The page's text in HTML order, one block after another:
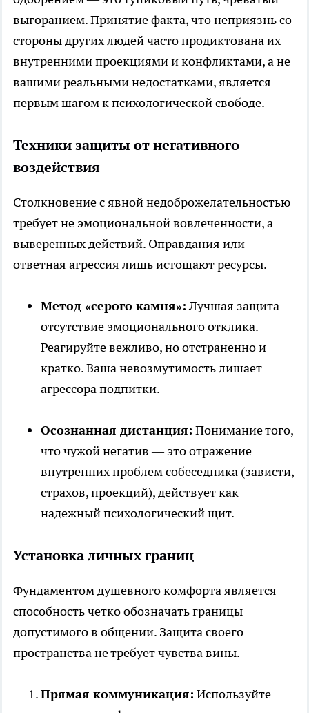
выгоранием. Принятие факта, что неприязнь со
стороны других людей часто продиктована их
внутренними проекциями и конфликтами, а не
вашими реальными недостатками, является
первым шагом к психологической свободе.
Техники защиты от негативного
воздействия
Столкновение с явной недоброжелательностью
требует не эмоциональной вовлеченности, а
выверенных действий. Оправдания или
ответная агрессия лишь истощают ресурсы.
Метод «серого камня»:Лучшая защита —
отсутствие эмоционального отклика.
Реагируйте вежливо, но отстраненно и
кратко. Ваша невозмутимость лишает
агрессора подпитки.
Осознанная дистанция: Понимание того,
что чужой негатив — это отражение
внутренних проблем собеседника (зависти,
страхов, проекций), действует как
надежный психологический щит.
Установка личных границ
Фундаментом душевного комфорта является
способность четко обозначать границы
допустимого в общении. Защита своего
пространства не требует чувства вины.
Прямая коммуникация: Используйте